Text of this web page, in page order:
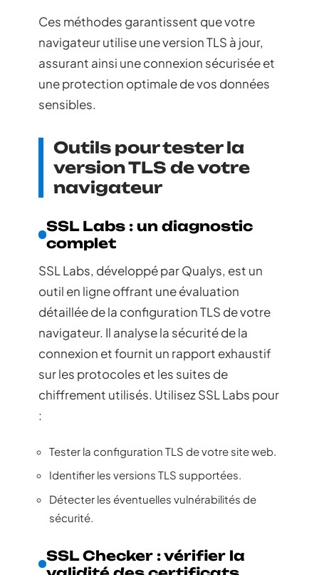
Ces méthodes garantissent que votre
navigateur utilise une version TLS à jour,
assurant ainsi une connexion sécurisée et
une protection optimale de vos données
sensibles.
Outils pour tester la
version TLS de votre
navigateur
SSL Labs : un diagnostic
complet
SSL Labs, développé par Qualys, est un
outil en ligne offrant une évaluation
détaillée de la configuration TLS de votre
navigateur. Il analyse la sécurité de la
connexion et fournit un rapport exhaustif
sur les protocoles et les suites de
chiffrement utilisés. Utilisez SSL Labs pour
:
Tester la configuration TLS de votre site web.
Identifier les versions TLS supportées.
Détecter les éventuelles vulnérabilités de
sécurité.
SSL Checker : vérifier la